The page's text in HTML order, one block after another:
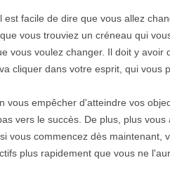
est facile de dire que vous allez
vous trouviez un créneau qui
vous voulez changer. Il doit y avoir
cliquer dans votre esprit, qui vous
vous empêcher d'atteindre vos
vers le succès. De plus, plus
vous commencez dès maintenant,
plus rapidement que vous ne